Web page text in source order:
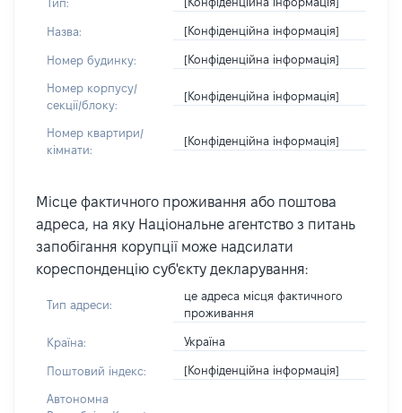
Назва: [Конфіденційна інформація]
Номер будинку: [Конфіденційна інформація]
Номер корпусу/
секції/блоку:
[Конфіденційна інформація]
Номер квартири/
кімнати:
[Конфіденційна інформація]
Місце фактичного проживання або поштова
адреса, на яку Національне агентство з питань
запобігання корупції може надсилати
кореспонденцію суб'єкту декларування:
Тип адреси:
це адреса місця фактичного
проживання
Країна: Україна
Поштовий індекс: [Конфіденційна інформація]
Автономна